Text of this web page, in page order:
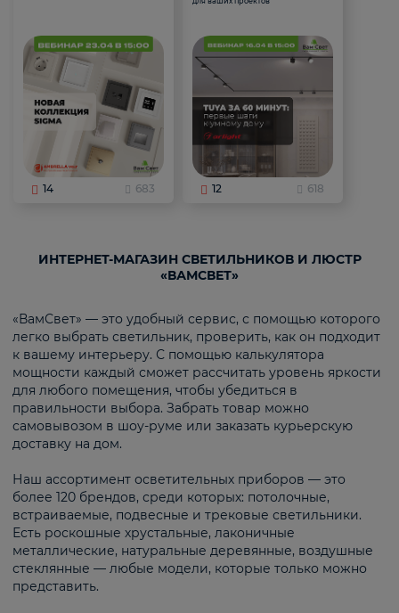
14 683 12 618
ИНТЕРНЕТ-МАГАЗИН СВЕТИЛЬНИКОВ И ЛЮСТР
«ВАМСВЕТ»
«ВамСвет» — это удобный сервис, с помощью которого
легко выбрать светильник, проверить, как он подходит
к вашему интерьеру. С помощью калькулятора
мощности каждый сможет рассчитать уровень яркости
для любого помещения, чтобы убедиться в
правильности выбора. Забрать товар можно
самовывозом в шоу-руме или заказать курьерскую
доставку на дом.
Наш ассортимент осветительных приборов — это
более 120 брендов, среди которых: потолочные,
встраиваемые, подвесные и трековые светильники.
Есть роскошные хрустальные, лаконичные
металлические, натуральные деревянные, воздушные
стеклянные — любые модели, которые только можно
представить.